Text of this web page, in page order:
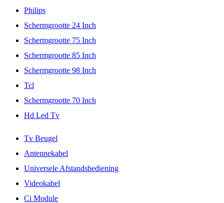
Philips
Schermgrootte 24 Inch
Schermgrootte 75 Inch
Schermgrootte 85 Inch
Schermgrootte 98 Inch
Tcl
Schermgrootte 70 Inch
Hd Led Tv
Tv Beugel
Antennekabel
Universele Afstandsbediening
Videokabel
Ci Module